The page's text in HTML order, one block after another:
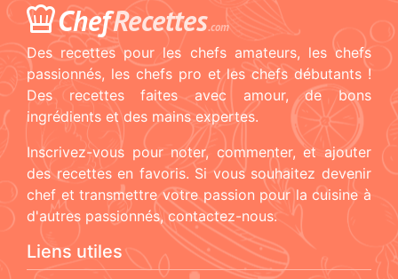
ChefRecettes.com
Des recettes pour les chefs amateurs, les chefs
passionnés, les chefs pro et les chefs débutants !
Des recettes faites avec amour, de bons
ingrédients et des mains expertes.
Inscrivez-vous pour noter, commenter, et ajouter
des recettes en favoris. Si vous souhaitez devenir
chef et transmettre votre passion pour la cuisine à
d'autres passionnés, contactez-nous.
Liens utiles